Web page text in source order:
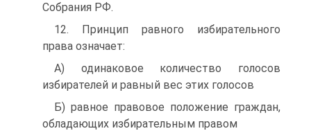
Собрания РФ.
12. Принцип равного избирательного
права означает:
A) одинаковое количество голосов
избирателей и равный вес этих голосов
Б) равное правовое положение граждан,
обладающих избирательным правом